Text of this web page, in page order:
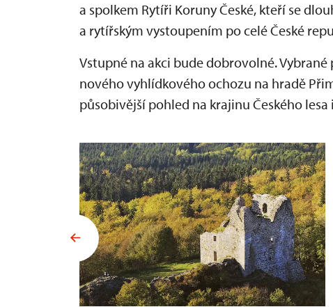
a spolkem Rytíři Koruny České, kteří se
a rytířským vystoupením po celé České
Vstupné na akci bude dobrovolné.
nového vyhlídkového ochozu na hradě
působivější pohled na krajinu Českého